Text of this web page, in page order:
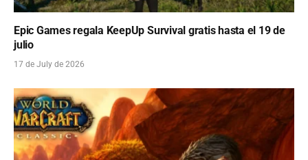
Epic Games regala KeepUp Survival gratis hasta el 19 de
julio
17 de July de 2026